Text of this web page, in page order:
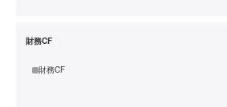
財務CF
財務CF